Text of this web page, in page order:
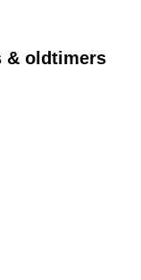
& oldtimers